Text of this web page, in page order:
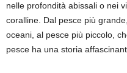
nelle profondità abissali o nei
coralline. Dal pesce più
oceani, al pesce più piccolo,
pesce ha una storia